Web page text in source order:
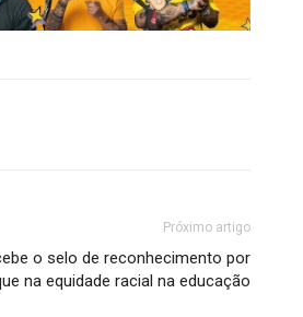
Próximo artigo
o selo de reconhecimento por
na equidade racial na educação